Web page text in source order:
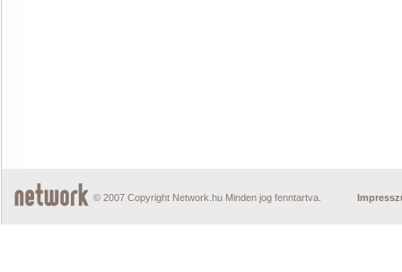
© 2007 Copyright Network.hu Minden jog fenntartva.